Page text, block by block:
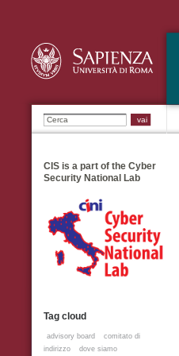
Ricerca
CIS is a part of the Cyber
Security National Lab
Tag cloud
advisory board
comitato di
indirizzo
dove siamo